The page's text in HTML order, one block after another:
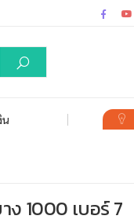
น
ง 1000 เบอร์ 7